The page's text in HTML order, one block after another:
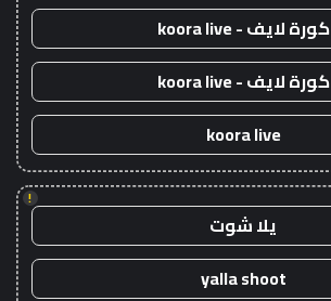
كورة لايف - koora live
كورة لايف - koora live
koora live
!
يلا شوت
yalla shoot